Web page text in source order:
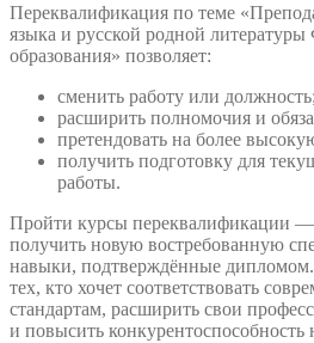
Переквалификация по теме
языка и русской родной
образования» позволяет:
сменить работу или должность;
расширить полномочия и
претендовать на более
получить подготовку для
работы.
Пройти курсы переквалификации —
получить новую востребованную
навыки, подтверждённые
тех, кто хочет соответствовать
стандартам, расширить свои
и повысить конкурентоспособность